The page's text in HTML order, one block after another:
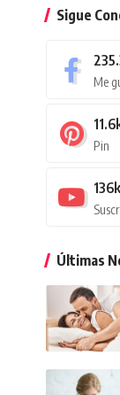
Sigue
Me
Pin
136k
Últimas